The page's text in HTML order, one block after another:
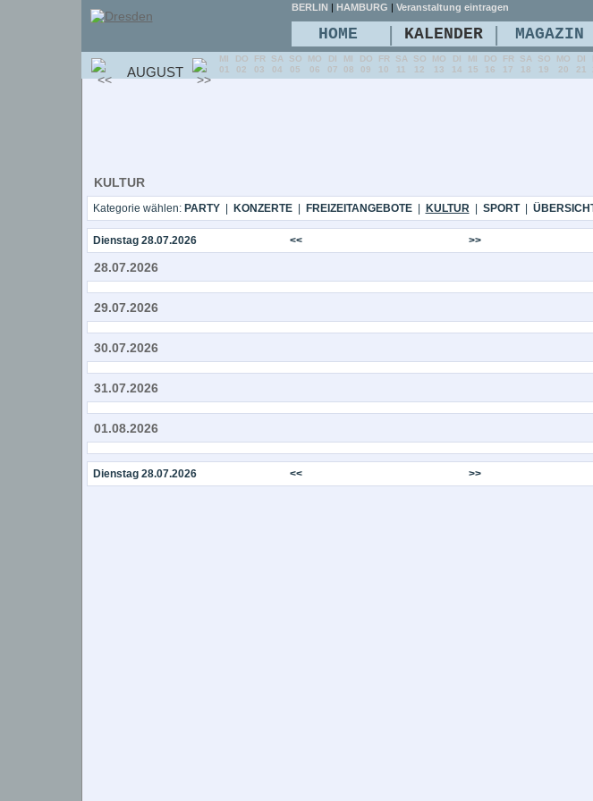
KULTUR
Kategorie wählen: PARTY| KONZERTE| FREIZEITANGEBOTE| KULTUR| SPORT|
Dienstag 28.07.2026 << >>
28.07.2026
29.07.2026
30.07.2026
31.07.2026
01.08.2026
Dienstag 28.07.2026 << >>
BERLIN | HAMBURG | Veranstaltung eintragen
HOME | KALENDER | MAGAZIN
AUGUST
MI
01
DO
02
FR
03
SA
04
SO
05
MO
06
DI
07
MI
08
DO
09
FR
10
SA
11
SO
12
MO
13
DI
14
MI
15
DO
16
FR
17
SA
18
SO
19
MO
20
DI
21